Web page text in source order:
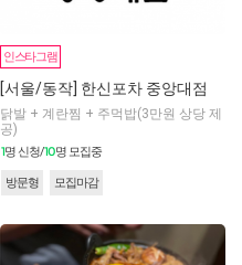
인스타그램
[서울/동작] 한신포차 중앙대점
닭발 + 계란찜 + 주먹밥(3만원 상당 제
공)
1명 신청/10명 모집중
방문형 모집마감